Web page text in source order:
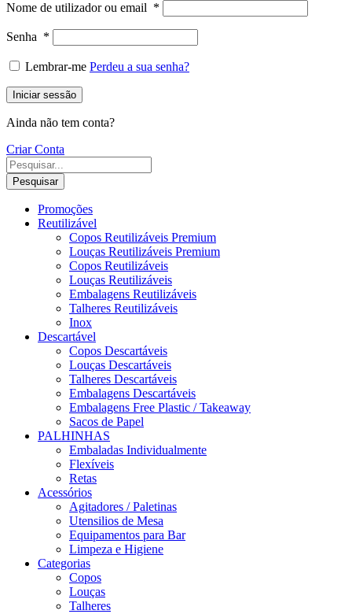
Nome de utilizador ou email *
Senha *
Lembrar-me Perdeu a sua senha?
Iniciar sessão
Ainda não tem conta?
Criar Conta
Pesquisar
Promoções
Reutilizável
Copos Reutilizáveis Premium
Louças Reutilizáveis Premium
Copos Reutilizáveis
Louças Reutilizáveis
Embalagens Reutilizáveis
Talheres Reutilizáveis
Inox
Descartável
Copos Descartáveis
Louças Descartáveis
Talheres Descartáveis
Embalagens Descartáveis
Embalagens Free Plastic / Takeaway
Sacos de Papel
PALHINHAS
Embaladas Individualmente
Flexíveis
Retas
Acessórios
Agitadores / Paletinas
Utensilios de Mesa
Equipamentos para Bar
Limpeza e Higiene
Categorias
Copos
Louças
Talheres